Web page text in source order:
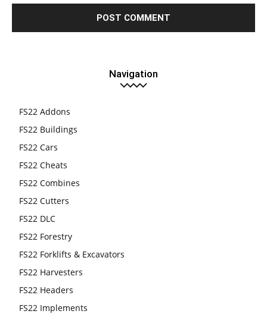
Navigation
FS22 Addons
FS22 Buildings
FS22 Cars
FS22 Cheats
FS22 Combines
FS22 Cutters
FS22 DLC
FS22 Forestry
FS22 Forklifts & Excavators
FS22 Harvesters
FS22 Headers
FS22 Implements